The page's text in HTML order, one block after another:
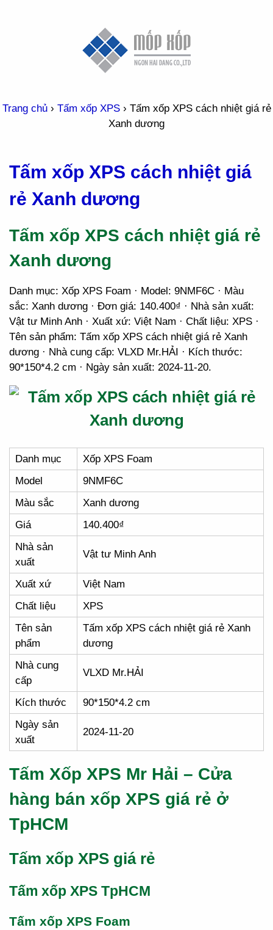
Trang chủ› Tấm xốp XPS› Tấm xốp XPS cách nhiệt giá rẻ
Xanh dương
Tấm xốp XPS cách nhiệt giá
rẻ Xanh dương
Tấm xốp XPS cách nhiệt giá rẻ
Xanh dương
Danh mục: Xốp XPS Foam · Model: 9NMF6C · Màu
sắc: Xanh dương · Đơn giá: 140.400₫ · Nhà sản xuất:
Vật tư Minh Anh · Xuất xứ: Việt Nam · Chất liệu: XPS ·
Tên sản phẩm: Tấm xốp XPS cách nhiệt giá rẻ Xanh
dương · Nhà cung cấp: VLXD Mr.HẢI · Kích thước:
90*150*4.2 cm · Ngày sản xuất: 2024-11-20.
Danh mục
Xốp XPS Foam
Model
9NMF6C
Màu sắc
Xanh dương
Giá
140.400₫
Nhà sản
xuất
Vật tư Minh Anh
Xuất xứ
Việt Nam
Chất liệu
XPS
Tên sản
phẩm
Tấm xốp XPS cách nhiệt giá rẻ Xanh
dương
Nhà cung
cấp
VLXD Mr.HẢI
Kích thước
90*150*4.2 cm
Ngày sản
xuất
2024-11-20
Tấm Xốp XPS Mr Hải – Cửa
hàng bán xốp XPS giá rẻ ở
TpHCM
Tấm xốp XPS giá rẻ
Tấm xốp XPS TpHCM
Tấm xốp XPS Foam